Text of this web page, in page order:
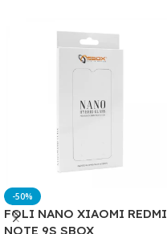
-50%
FOLI NANO XIAOMI REDMI
NOTE 9S SBOX